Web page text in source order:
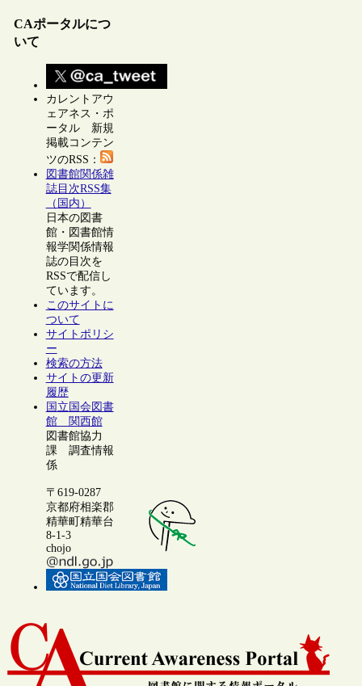
CAポータルにつ
いて
カレントアウ
ェアネス・ポ
ータル 新規
掲載コンテン
ツのRSS：
図書館関係雑
誌目次RSS集
（国内）
日本の図書
館・図書館情
報学関係情報
誌の目次を
RSSで配信し
ています。
このサイトに
ついて
サイトポリシ
ー
検索の方法
サイトの更新
履歴
国立国会図書
館 関西館
図書館協力
課 調査情報
係
〒619-0287
京都府相楽郡
精華町精華台
8-1-3
chojo